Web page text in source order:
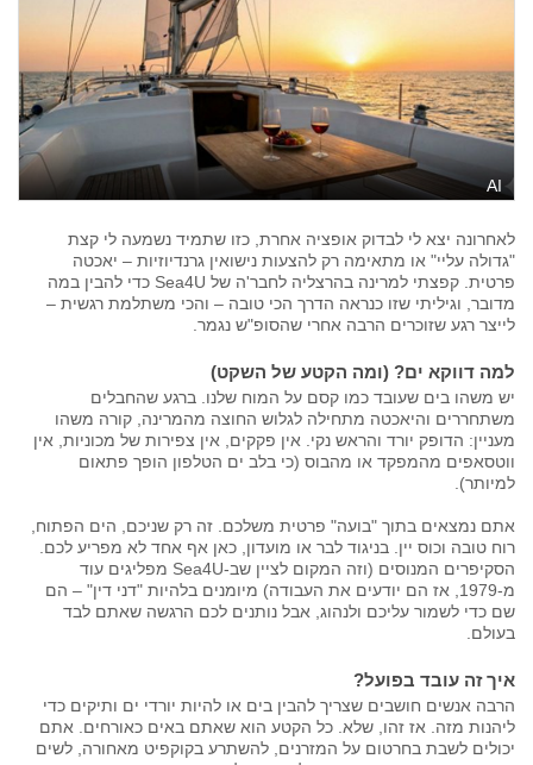
AI
לאחרונה יצא לי לבדוק אופציה אחרת, כזו שתמיד נשמעה לי קצת
"גדולה עליי" או מתאימה רק להצעות נישואין גרנדיוזיות – יאכטה
פרטית. קפצתי למרינה בהרצליה לחבר'ה של Sea4U כדי להבין במה
מדובר, וגיליתי שזו כנראה הדרך הכי טובה – והכי משתלמת רגשית –
לייצר רגע שזוכרים הרבה אחרי שהסופ"ש נגמר.
למה דווקא ים? (ומה הקטע של השקט)
יש משהו בים שעובד כמו קסם על המוח שלנו. ברגע שהחבלים
משתחררים והיאכטה מתחילה לגלוש החוצה מהמרינה, קורה משהו
מעניין: הדופק יורד והראש נקי. אין פקקים, אין צפירות של מכוניות, אין
ווטסאפים מהמפקד או מהבוס (כי בלב ים הטלפון הופך פתאום
למיותר).
אתם נמצאים בתוך "בועה" פרטית משלכם. זה רק שניכם, הים הפתוח,
רוח טובה וכוס יין. בניגוד לבר או מועדון, כאן אף אחד לא מפריע לכם.
הסקיפרים המנוסים (וזה המקום לציין שב-Sea4U מפליגים עוד
מ-1979, אז הם יודעים את העבודה) מיומנים בלהיות "דני דין" – הם
שם כדי לשמור עליכם ולנהוג, אבל נותנים לכם הרגשה שאתם לבד
בעולם.
איך זה עובד בפועל?
הרבה אנשים חושבים שצריך להבין בים או להיות יורדי ים ותיקים כדי
ליהנות מזה. אז זהו, שלא. כל הקטע הוא שאתם באים כאורחים. אתם
יכולים לשבת בחרטום על המזרנים, להשתרע בקוקפיט מאחורה, לשים